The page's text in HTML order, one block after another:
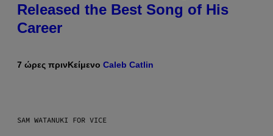
Released the Best Song of His
Career
7 ώρες πρινΚείμενο Caleb Catlin
SAM WATANUKI FOR VICE